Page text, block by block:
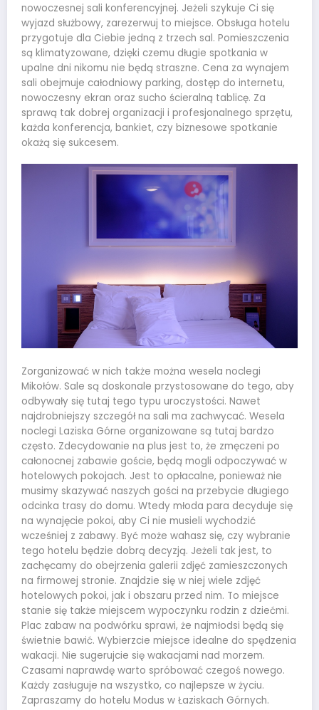
nowoczesnej sali konferencyjnej. Jeżeli szykuje Ci się
wyjazd służbowy, zarezerwuj to miejsce. Obsługa hotelu
przygotuje dla Ciebie jedną z trzech sal. Pomieszczenia
są klimatyzowane, dzięki czemu długie spotkania w
upalne dni nikomu nie będą straszne. Cena za wynajem
sali obejmuje całodniowy parking, dostęp do internetu,
nowoczesny ekran oraz sucho ścieralną tablicę. Za
sprawą tak dobrej organizacji i profesjonalnego sprzętu,
każda konferencja, bankiet, czy biznesowe spotkanie
okażą się sukcesem.
Zorganizować w nich także można wesela noclegi
Mikołów. Sale są doskonale przystosowane do tego, aby
odbywały się tutaj tego typu uroczystości. Nawet
najdrobniejszy szczegół na sali ma zachwycać. Wesela
noclegi Laziska Górne organizowane są tutaj bardzo
często. Zdecydowanie na plus jest to, że zmęczeni po
całonocnej zabawie goście, będą mogli odpoczywać w
hotelowych pokojach. Jest to opłacalne, ponieważ nie
musimy skazywać naszych gości na przebycie długiego
odcinka trasy do domu. Wtedy młoda para decyduje się
na wynajęcie pokoi, aby Ci nie musieli wychodzić
wcześniej z zabawy. Być może wahasz się, czy wybranie
tego hotelu będzie dobrą decyzją. Jeżeli tak jest, to
zachęcamy do obejrzenia galerii zdjęć zamieszczonych
na firmowej stronie. Znajdzie się w niej wiele zdjęć
hotelowych pokoi, jak i obszaru przed nim. To miejsce
stanie się także miejscem wypoczynku rodzin z dziećmi.
Plac zabaw na podwórku sprawi, że najmłodsi będą się
świetnie bawić. Wybierzcie miejsce idealne do spędzenia
wakacji. Nie sugerujcie się wakacjami nad morzem.
Czasami naprawdę warto spróbować czegoś nowego.
Każdy zasługuje na wszystko, co najlepsze w życiu.
Zapraszamy do hotelu Modus w Łaziskach Górnych.